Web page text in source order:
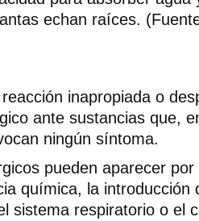
echan raíces.
inapropiada o
ante sustancias que,
ningún síntoma.
pueden aparecer
química, la introducción
sistema respiratorio o el